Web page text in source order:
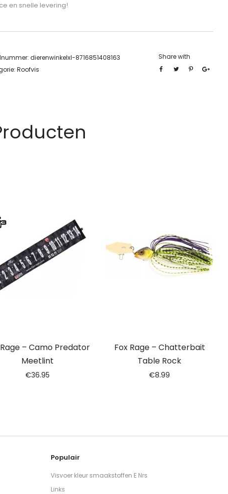
en snelle levering!
dierenwinkelxl-8716851408163
Roofvis
Share with
– Camo Predator
Meetlint
€36.95
Fox Rage – Chatterbait
Table Rock
€8.99
Populair
Visvoer kleur smaakstoffen E Nrs
Links